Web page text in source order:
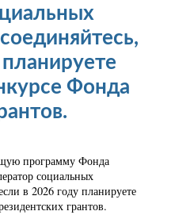
Фонда
программу Фонда
социальных
в 2026 году планируете
грантов.